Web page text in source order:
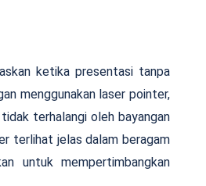
ketika presentasi tanpa
menggunakan laser pointer,
terhalangi oleh bayangan
terlihat jelas dalam beragam
untuk mempertimbangkan